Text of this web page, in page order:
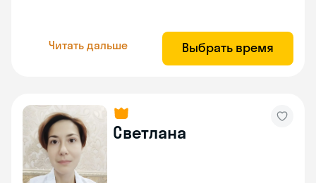
Читать дальше Выбрать время
Светлана